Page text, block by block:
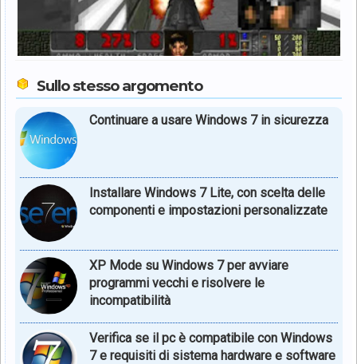
Sullo stesso argomento
Continuare a usare Windows 7 in sicurezza
Installare Windows 7 Lite, con scelta delle
componenti e impostazioni personalizzate
XP Mode su Windows 7 per avviare
programmi vecchi e risolvere le
incompatibilità
Verifica se il pc è compatibile con Windows
7 e requisiti di sistema hardware e software